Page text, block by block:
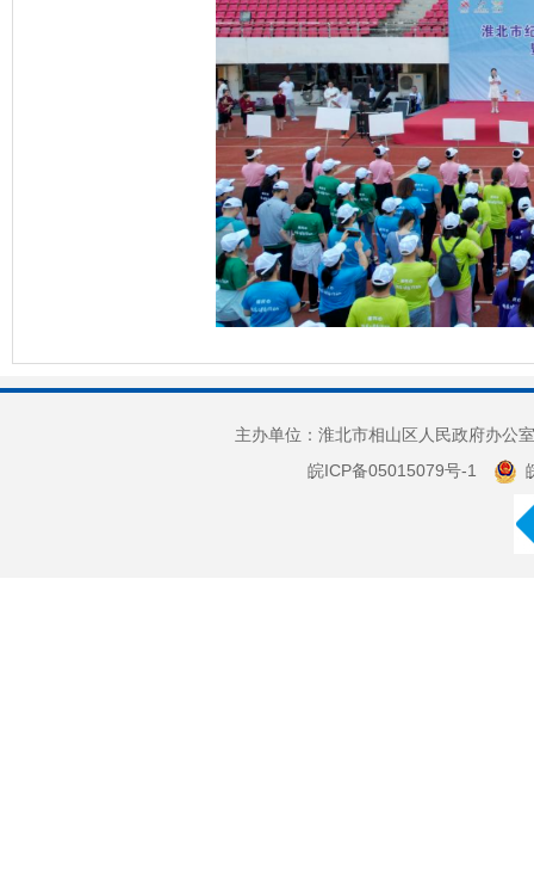
主办单位：淮北市相山区人民政府办
皖ICP备05015079号-1